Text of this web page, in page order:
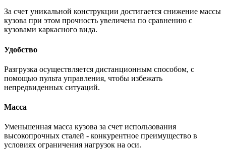
За счет уникальной конструкции достигается снижение массы
кузова при этом прочность увеличена по сравнению с
кузовами каркасного вида.
Удобство
Разгрузка осуществляется дистанционным способом, с
помощью пульта управления, чтобы избежать
непредвиденных ситуаций.
Масса
Уменьшенная масса кузова за счет использования
высокопрочных сталей - конкурентное преимущество в
условиях ограничения нагрузок на оси.